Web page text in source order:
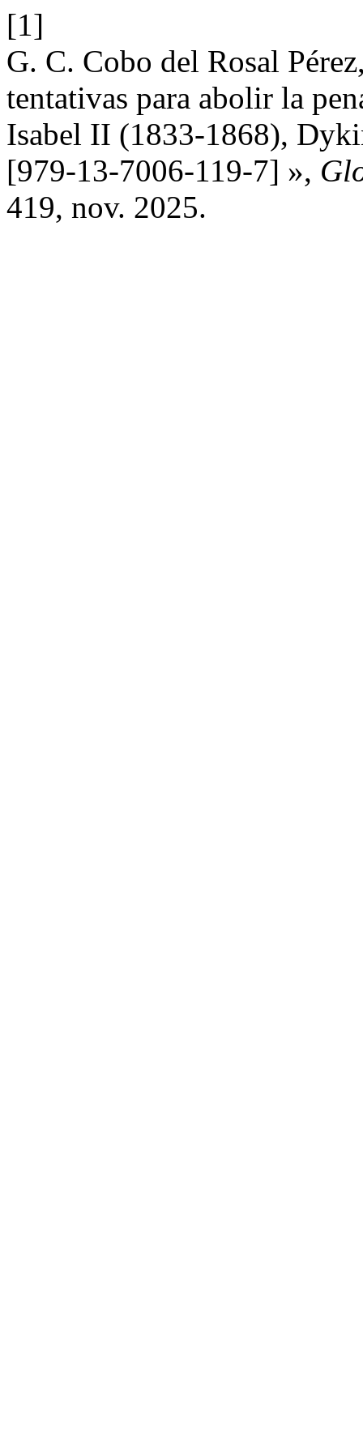
[1]
G. C. Cobo del Rosal
tentativas para abolir la
Isabel II (1833-1868),
[979-13-7006-119-7] »,
419, nov. 2025.